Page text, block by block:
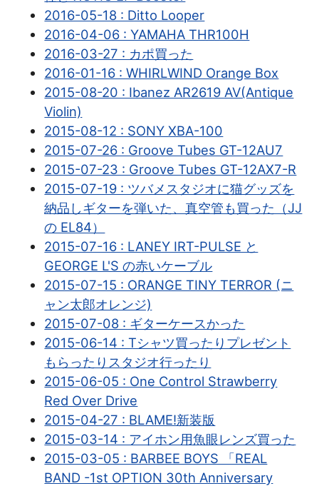
2016-05-18 : Ditto Looper
2016-04-06 : YAMAHA THR100H
2016-03-27 : カポ買った
2016-01-16 : WHIRLWIND Orange Box
2015-08-20 : Ibanez AR2619 AV(Antique
Violin)
2015-08-12 : SONY XBA-100
2015-07-26 : Groove Tubes GT-12AU7
2015-07-23 : Groove Tubes GT-12AX7-R
2015-07-19 : ツバメスタジオに猫グッズを
納品しギターを弾いた、真空管も買った（JJ
の EL84）
2015-07-16 : LANEY IRT-PULSE と
GEORGE L'S の赤いケーブル
2015-07-15 : ORANGE TINY TERROR (ニ
ャン太郎オレンジ)
2015-07-08 : ギターケースかった
2015-06-14 : Tシャツ買ったりプレゼント
もらったりスタジオ行ったり
2015-06-05 : One Control Strawberry
Red Over Drive
2015-04-27 : BLAME!新装版
2015-03-14 : アイホン用魚眼レンズ買った
2015-03-05 : BARBEE BOYS 「REAL
BAND -1st OPTION 30th Anniversary